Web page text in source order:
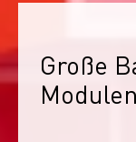
Große
Modulen